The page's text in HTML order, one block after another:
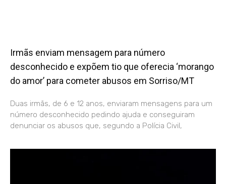
Irmãs enviam mensagem para número
desconhecido e expõem tio que oferecia ‘morango
do amor’ para cometer abusos em Sorriso/MT
Duas irmãs, de 6 e 12 anos, enviaram mensagens para um
número desconhecido pedindo ajuda e conseguiram
denunciar os abusos que, segundo a Polícia Civil,